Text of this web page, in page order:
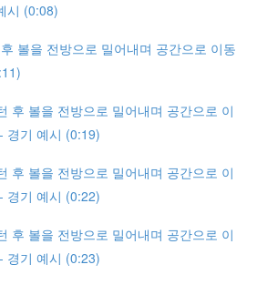
시 (0:08)
볼을 전방으로 밀어내며 공간으로 이동
후 볼을 전방으로 밀어내며 공간으로 이
경기 예시 (0:19)
후 볼을 전방으로 밀어내며 공간으로 이
경기 예시 (0:22)
후 볼을 전방으로 밀어내며 공간으로 이
경기 예시 (0:23)